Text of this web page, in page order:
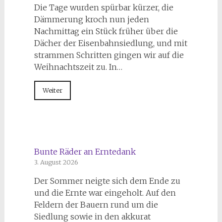
Die Tage wurden spürbar kürzer, die
Dämmerung kroch nun jeden
Nachmittag ein Stück früher über die
Dächer der Eisenbahnsiedlung, und mit
strammen Schritten gingen wir auf die
Weihnachtszeit zu. In…
Weiter
Bunte Räder an Erntedank
3. August 2026
Der Sommer neigte sich dem Ende zu
und die Ernte war eingeholt. Auf den
Feldern der Bauern rund um die
Siedlung sowie in den akkurat